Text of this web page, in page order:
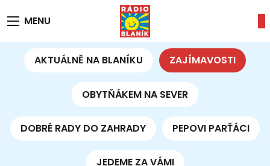
MENU
AKTUÁLNĚ NA BLANÍKU ZAJÍMAVOSTI
OBYTŇÁKEM NA SEVER
DOBRÉ RADY DO ZAHRADY PEPOVI PARŤÁCI
JEDEME ZA VÁMI